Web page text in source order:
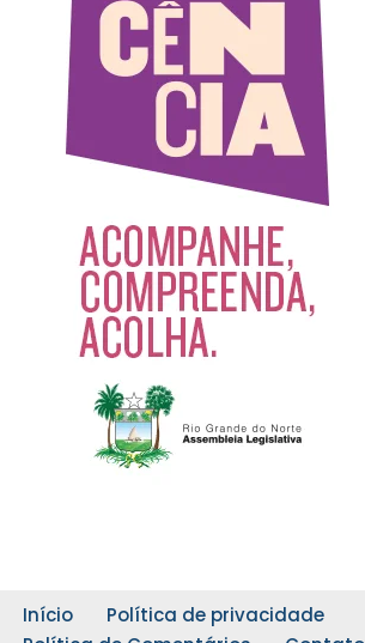
Início
Política de privacidade